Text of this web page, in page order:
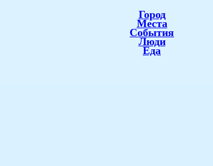
Город
Места
События
Люди
Еда